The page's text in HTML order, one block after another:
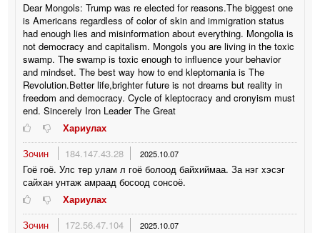
Dear Mongols: Trump was re elected for reasons.The biggest one
is Americans regardless of color of skin and immigration status
had enough lies and misinformation about everything. Mongolia is
not democracy and capitalism. Mongols you are living in the toxic
swamp. The swamp is toxic enough to influence your behavior
and mindset. The best way how to end kleptomania is The
Revolution.Better life,brighter future is not dreams but reality in
freedom and democracy. Cycle of kleptocracy and cronyism must
end. Sincerely Iron Leader The Great
Хариулах
Зочин
184.147.43.28 2025.10.07
Гоё гоё. Улс төр улам л гоё болоод байxиймаа. За нэг xэсэг
сайxан унтаж амраад босоод сонсоё.
Хариулах
Зочин
172.56.47.104 2025.10.07